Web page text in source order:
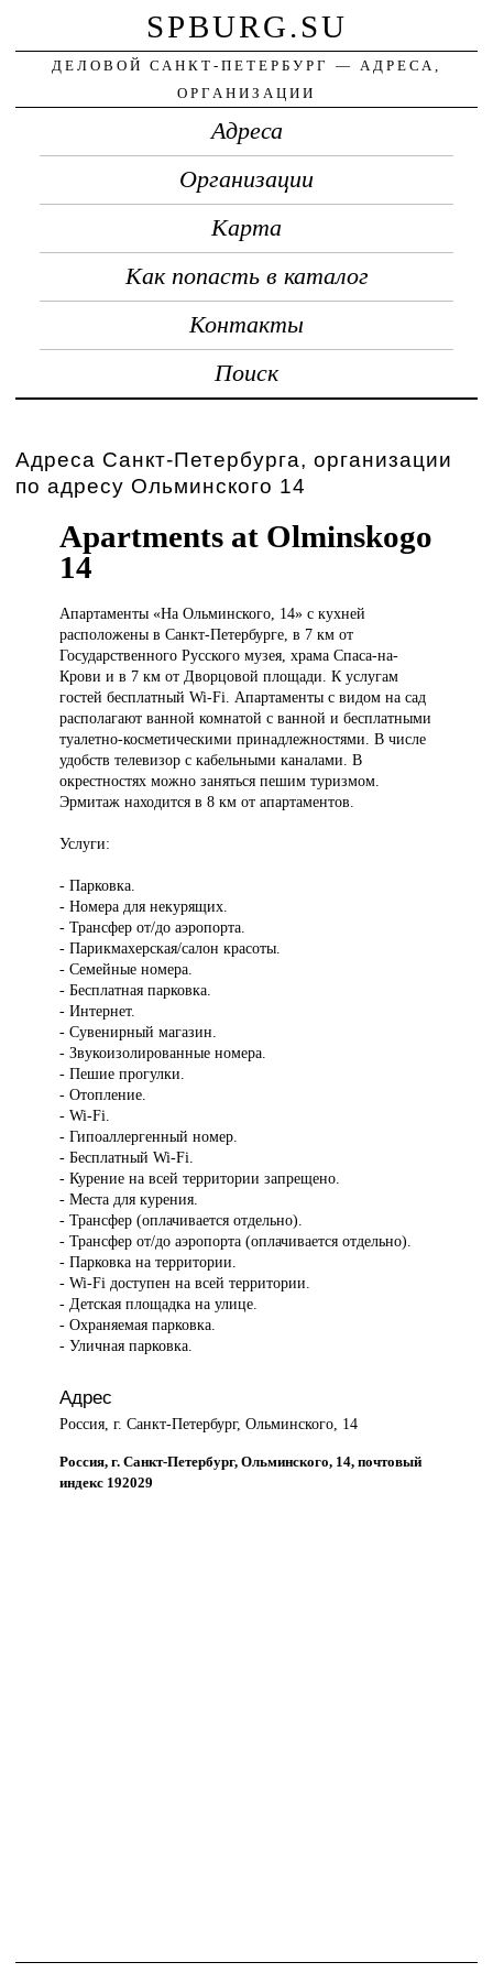
SPBURG.SU
ДЕЛОВОЙ САНКТ-ПЕТЕРБУРГ — АДРЕСА,
ОРГАНИЗАЦИИ
Адреса
Организации
Карта
Как попасть в каталог
Контакты
Поиск
Адреса Санкт-Петербурга, организации
по адресу Ольминского 14
Apartments at Olminskogo
14
Апартаменты «НаОльминского, 14» с кухней
расположены в Санкт-Петербурге, в 7 км от
Государственного Русского музея, храма Спаса-на-
Крови и в 7 км от Дворцовой площади. К услугам
гостей бесплатный Wi-Fi. Апартаменты с видом на сад
располагают ванной комнатой с ванной и бесплатными
туалетно-косметическими принадлежностями. В числе
удобств телевизор с кабельными каналами. В
окрестностях можно заняться пешим туризмом.
Эрмитаж находится в 8 км от апартаментов.
Услуги:
- Парковка.
- Номера для некурящих.
- Трансфер от/до аэропорта.
- Парикмахерская/салон красоты.
- Семейные номера.
- Бесплатная парковка.
- Интернет.
- Сувенирный магазин.
- Звукоизолированные номера.
- Пешие прогулки.
- Отопление.
- Wi-Fi.
- Гипоаллергенный номер.
- Бесплатный Wi-Fi.
- Курение на всей территории запрещено.
- Места для курения.
- Трансфер (оплачивается отдельно).
- Трансфер от/до аэропорта (оплачивается отдельно).
- Парковка на территории.
- Wi-Fi доступен на всей территории.
- Детская площадка на улице.
- Охраняемая парковка.
- Уличная парковка.
Адрес
Россия, г. Санкт-Петербург, Ольминского, 14
Россия, г. Санкт-Петербург, Ольминского, 14, почтовый
индекс 192029